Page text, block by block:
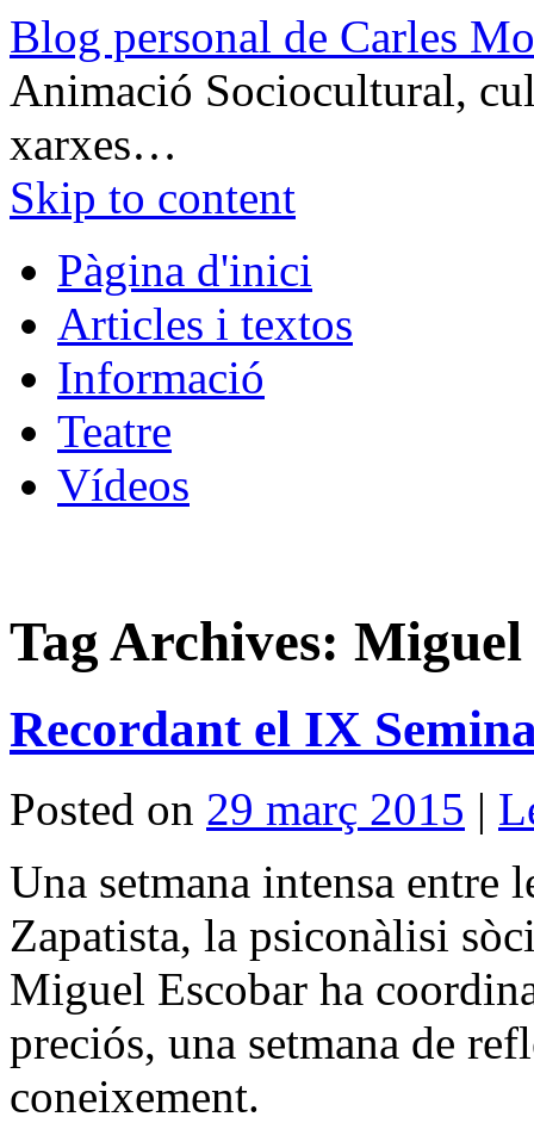
Blog personal de Carles
Animació Sociocultural,
xarxes…
Skip to content
Pàgina d'inici
Articles i textos
Informació
Teatre
Vídeos
Tag Archives: Miguel
Recordant el IX
Posted on 29 març 2015 |
Una setmana intensa entre
Zapatista, la psiconàlisi
Miguel Escobar ha
preciós, una setmana de
coneixement.